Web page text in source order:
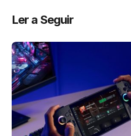
Ler a Seguir